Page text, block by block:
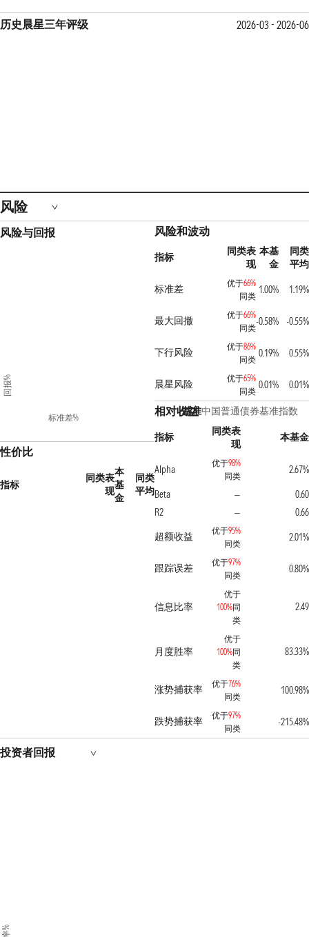
历史晨星三年评级 2026-03 - 2026-06
风险
风险与回报
标准差%
回报%
性价比
指标
同类表
现
本
基
金
同类
平均
风险和波动
指标
同类表
现
本基
金
同类
平均
标准差
优于66%
同类
1.00% 1.19%
最大回撤 优于66%
同类
-0.58% -0.55%
下行风险 优于86%
同类
0.19% 0.55%
晨星风险 优于65%
同类
0.01% 0.01%
相对收益
基准中国普通债券基准指数
指标
同类表
现
本基金
Alpha
优于98%
同类
2.67%
Beta
—
0.60
R2
—
0.66
超额收益
优于95%
同类
2.01%
跟踪误差 优于97%
同类
0.80%
信息比率
优于
100%同
类
2.49
月度胜率
优于
100%同
类
83.33%
涨势捕获率 优于76%
同类
100.98%
跌势捕获率 优于97%
同类
-215.48%
投资者回报